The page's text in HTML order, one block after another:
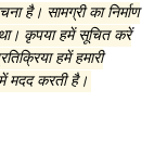
है। सामग्री का निर्माण
कृपया हमें सूचित करें
हमें हमारी
मदद करती है।